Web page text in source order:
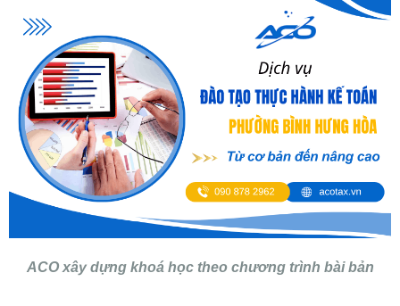
ACO xây dựng khoá học theo chương trình bài bản